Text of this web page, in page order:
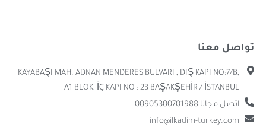
تواصل معنا
KAYABAŞI MAH. ADNAN MENDERES BULVARI , DIŞ KAPI NO:7/B,
A1 BLOK, İÇ KAPI NO : 23 BAŞAKŞEHİR / İSTANBUL
اتصل مجانا 00905300701988
info@ilkadim-turkey.com